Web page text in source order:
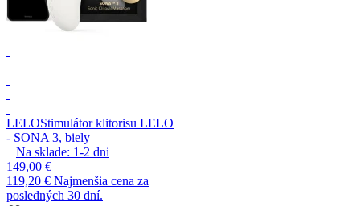
LELOStimulátor klitorisu LELO
- SONA 3, biely
Na sklade: 1-2 dni
149,00 €
119,20 € Najmenšia cena za
posledných 30 dní.